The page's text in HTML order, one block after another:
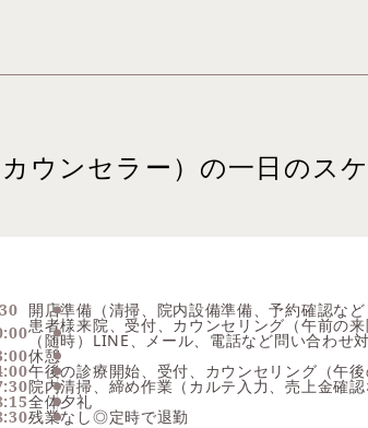
ウンセラー）の一日のス
開店準備（清掃、院内設備準備、予約確認など
患者様来院、受付、カウンセリング（午前の来
（随時）LINE、メール、電話など問い合わせ
休憩
午後の診療開始、受付、カウンセリング（午
院内清掃、締め作業（カルテ入力、売上金確
全体夕礼
残業なし◎定時で退勤